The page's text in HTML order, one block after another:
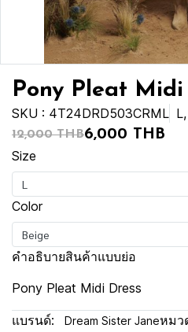
Pony Pleat Midi
SKU : 4T24DRD503CRML
12,000 THB6,000 THB
Size
L
Color
Beige
คำอธิบายสินค้าแบบย่อ
Pony Pleat Midi Dress
แบรนด์: Dream Sister Janeหมว